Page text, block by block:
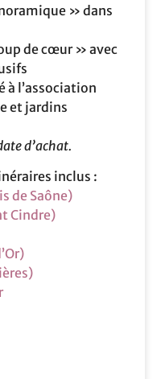
» dans
de cœur » avec
à l’association
et jardins
d’achat.
inclus :
de Saône)
Cindre)